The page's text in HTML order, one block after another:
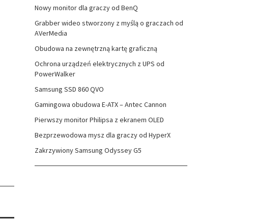
Nowy monitor dla graczy od BenQ
Grabber wideo stworzony z myślą o graczach od
AVerMedia
Obudowa na zewnętrzną kartę graficzną
Ochrona urządzeń elektrycznych z UPS od
PowerWalker
Samsung SSD 860 QVO
Gamingowa obudowa E-ATX – Antec Cannon
Pierwszy monitor Philipsa z ekranem OLED
Bezprzewodowa mysz dla graczy od HyperX
Zakrzywiony Samsung Odyssey G5